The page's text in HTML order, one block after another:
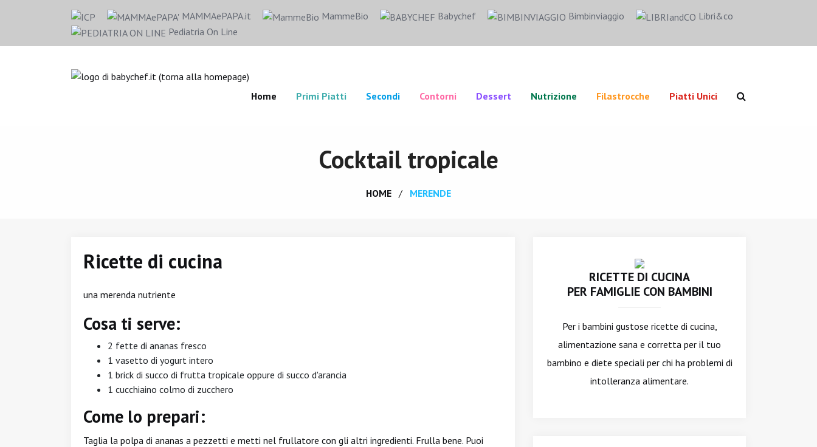
MAMMAePAPA.it MammeBio Babychef Bimbinviaggio
Libri&co
Pediatria On Line
Home Primi Piatti Secondi Contorni Dessert Nutrizione Filastrocche Piatti Unici
Cocktail tropicale
HOME MERENDE
Ricette di cucina
una merenda nutriente
Cosa ti serve:
2 fette di ananas fresco
1 vasetto di yogurt intero
1 brick di succo di frutta tropicale oppure di succo d'arancia
1 cucchiaino colmo di zucchero
Come lo prepari:
Taglia la polpa di ananas a pezzetti e metti nel frullatore con gli altri ingredienti. Frulla bene. Puoi
RICETTE DI CUCINA
PER FAMIGLIE CON BAMBINI
Per i bambini gustose ricette di cucina,
alimentazione sana e corretta per il tuo
bambino e diete speciali per chi ha problemi di
intolleranza alimentare.